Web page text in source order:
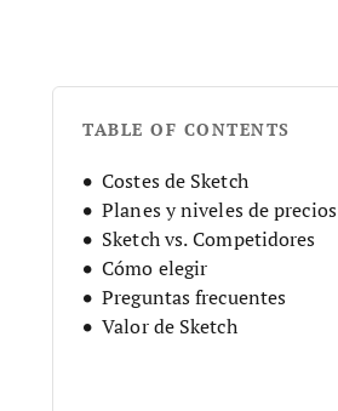
TABLE OF CONTENTS
Costes de Sketch
Planes y niveles de precios
Sketch vs. Competidores
Cómo elegir
Preguntas frecuentes
Valor de Sketch